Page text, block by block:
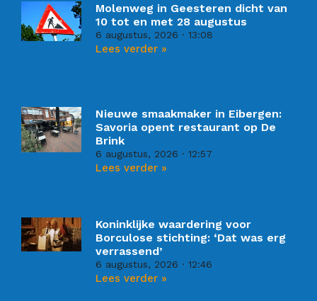
Molenweg in Geesteren dicht van
10 tot en met 28 augustus
6 augustus, 2026 13:08
Lees verder »
Nieuwe smaakmaker in Eibergen:
Savoria opent restaurant op De
Brink
6 augustus, 2026 12:57
Lees verder »
Koninklijke waardering voor
Borculose stichting: ‘Dat was erg
verrassend’
6 augustus, 2026 12:46
Lees verder »